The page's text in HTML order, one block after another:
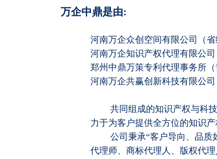
万企中鼎是由:
河南万企众创空间有限公司（省
河南万企知识产权代理有限公司
郑州中鼎万策专利代理事务所
河南万企共赢创新科技有限公司
共同组成的知识产权与科技
力于为客户提供全方位的知识
公司秉承“客户导向、品质如
代理师、商标代理人、版权代